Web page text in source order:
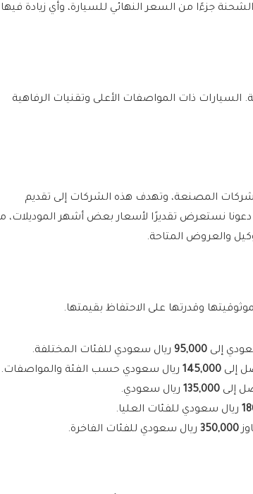
جزءًا من السعر النهائي للسيارة، وأي زيادة فيها
ذات المواصفات الأعلى وتقنيات الرفاهية
المصنعة، وتهدف هذه الشركات إلى تقديم
دعونا نستعرض تقديرًا لأسعار بعض أشهر الموديلات،
والعروض المتاحة.
وقدرتها على الاحتفاظ بقيمتها.
إلى 95,000 ريال سعودي للفئات المختلفة.
إلى 145,000 ريال سعودي حسب الفئة والمواصفات.
إلى 135,000 ريال سعودي.
ريال سعودي للفئات العليا.
350,000 ريال سعودي للفئات الفاخرة.